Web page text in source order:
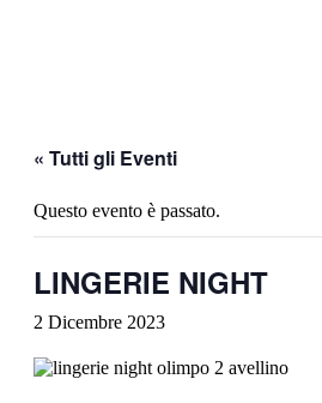
« Tutti gli Eventi
Questo evento è passato.
LINGERIE NIGHT
2 Dicembre 2023